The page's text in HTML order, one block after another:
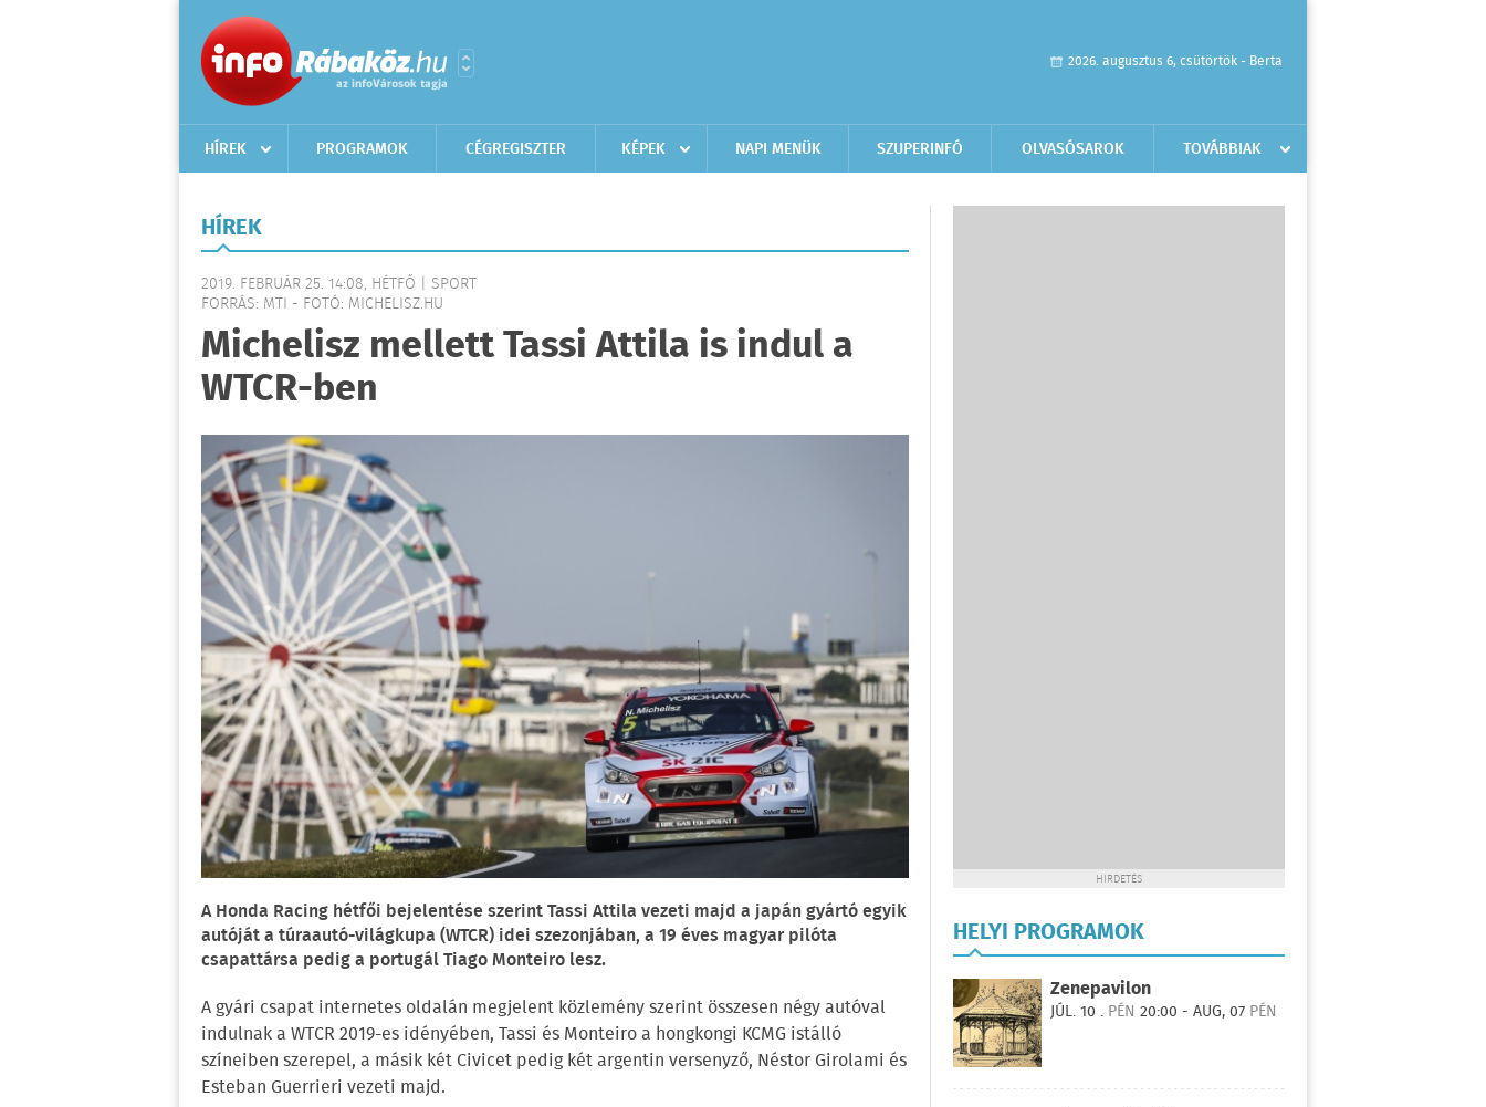
2026. augusztus 6, csütörtök - Berta
HÍREK PROGRAMOK CÉGREGISZTER KÉPEK NAPI MENÜK SZUPERINFÓ OLVASÓSAROK TOVÁBBIAK
HÍREK
2019. FEBRUÁR 25. 14:08, HÉTFŐ | SPORT
FORRÁS: MTI - FOTÓ: MICHELISZ.HU
Michelisz mellett Tassi Attila is indul a
WTCR-ben
A Honda Racing hétfői bejelentése szerint Tassi Attila vezeti majd a japán gyártó egyik
autóját a túraautó-világkupa (WTCR) idei szezonjában, a 19 éves magyar pilóta
csapattársa pedig a portugál Tiago Monteiro lesz.
A gyári csapat internetes oldalán megjelent közlemény szerint összesen négy autóval
indulnak a WTCR 2019-es idényében, Tassi és Monteiro a hongkongi KCMG istálló
színeiben szerepel, a másik két Civicet pedig két argentin versenyző, Néstor Girolami és
Esteban Guerrieri vezeti majd.
HIRDETÉS
HELYI PROGRAMOK
Zenepavilon
JÚL. 10 . PÉN 20:00 - AUG, 07 PÉN